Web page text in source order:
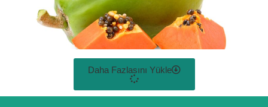
Daha Fazlasını Yükle